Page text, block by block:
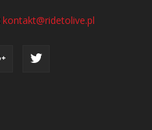
kontakt@ridetolive.pl